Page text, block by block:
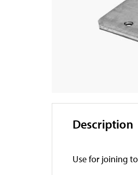
Description
Use for joining